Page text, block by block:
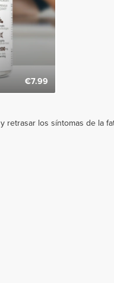
€7.99
retrasar los síntomas de la